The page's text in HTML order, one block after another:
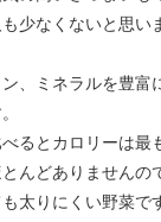
少なくないと思い
、ミネラルを豊富
るとカロリーは最
んどありませんの
太りにくい野菜で